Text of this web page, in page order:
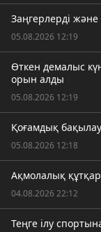
Заңгерлерді және
05.08.2026 12:19
Өткен демалыс
орын алды
05.08.2026 12:19
Қоғамдық бақылау
05.08.2026 12:18
Ақмолалық
04.08.2026 22:12
Теңге ілу